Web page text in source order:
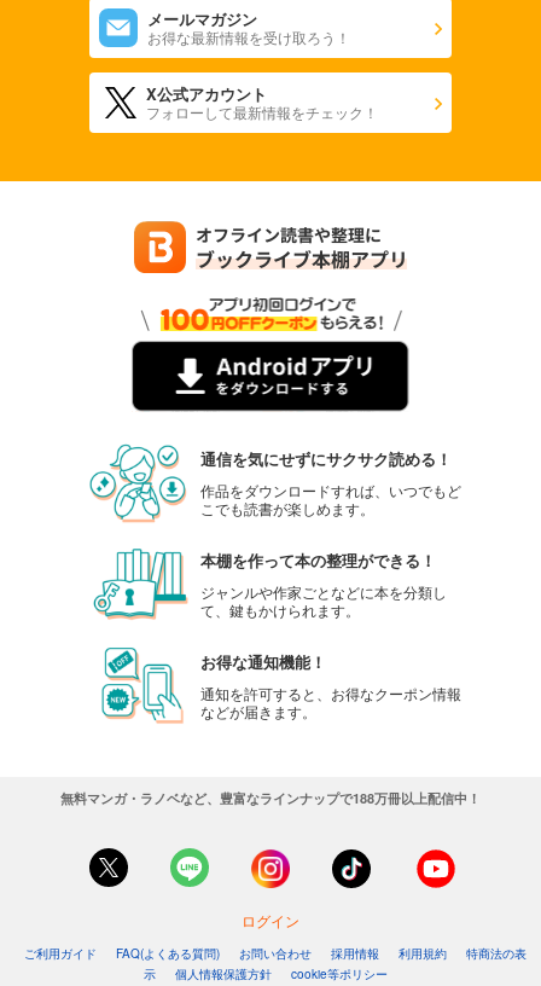
メールマガジン
お得な最新情報を受け取ろう！
X公式アカウント
フォローして最新情報をチェック！
通信を気にせずにサクサク読める！
作品をダウンロードすれば、いつでもど
こでも読書が楽しめます。
本棚を作って本の整理ができる！
ジャンルや作家ごとなどに本を分類し
て、鍵もかけられます。
お得な通知機能！
通知を許可すると、お得なクーポン情報
などが届きます。
無料マンガ・ラノベなど、豊富なラインナップで188万冊以上配信中！
ログイン
ご利用ガイド FAQ(よくある質問) お問い合わせ 採用情報 利用規約
特商法の表
示
個人情報保護方針 cookie等ポリシー